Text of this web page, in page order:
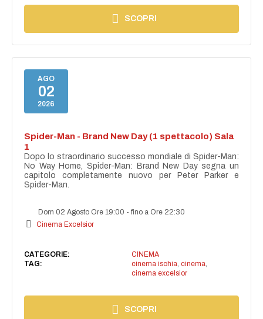
SCOPRI
AGO
02
2026
Spider-Man - Brand New Day (1 spettacolo) Sala
1
Dopo lo straordinario successo mondiale di Spider-Man:
No Way Home, Spider-Man: Brand New Day segna un
capitolo completamente nuovo per Peter Parker e
Spider-Man.
Dom 02 Agosto Ore 19:00 -fino a Ore 22:30
Cinema Excelsior
CATEGORIE:
CINEMA
TAG:
cinema ischia cinema
cinema excelsior
SCOPRI